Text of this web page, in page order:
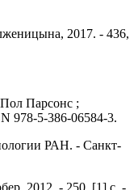
2017. - 436,
Парсонс ;
978-5-386-06584-3.
РАН. - Санкт-
2012. - 250, [1] с. -